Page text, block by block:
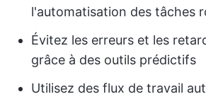
l'automatisation des tâches
Évitez les erreurs et les
grâce à des outils prédictifs
Utilisez des flux de travail